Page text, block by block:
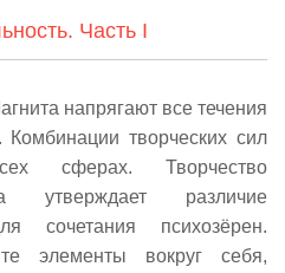
Часть I
напрягают все течения
творческих сил
сферах. Творчество
утверждает различие
сочетания психозёрен.
элементы вокруг себя,